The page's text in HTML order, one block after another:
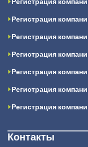
Регистрация
Регистрация
Регистрация
Регистрация
Регистрация
Регистрация
Контакты